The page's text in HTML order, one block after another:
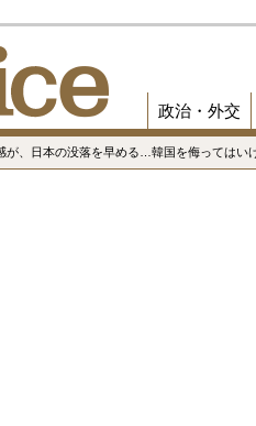
政治・外交
が、日本の没落を早める…韓国を侮ってはい